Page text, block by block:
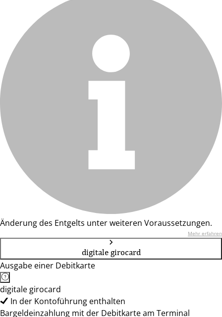
Änderung des Entgelts unter weiteren Voraussetzungen.
Mehr erfahren
digitale girocard
Ausgabe einer Debitkarte
digitale girocard
In der Kontoführung enthalten
Bargeldeinzahlung mit der Debitkarte am Terminal